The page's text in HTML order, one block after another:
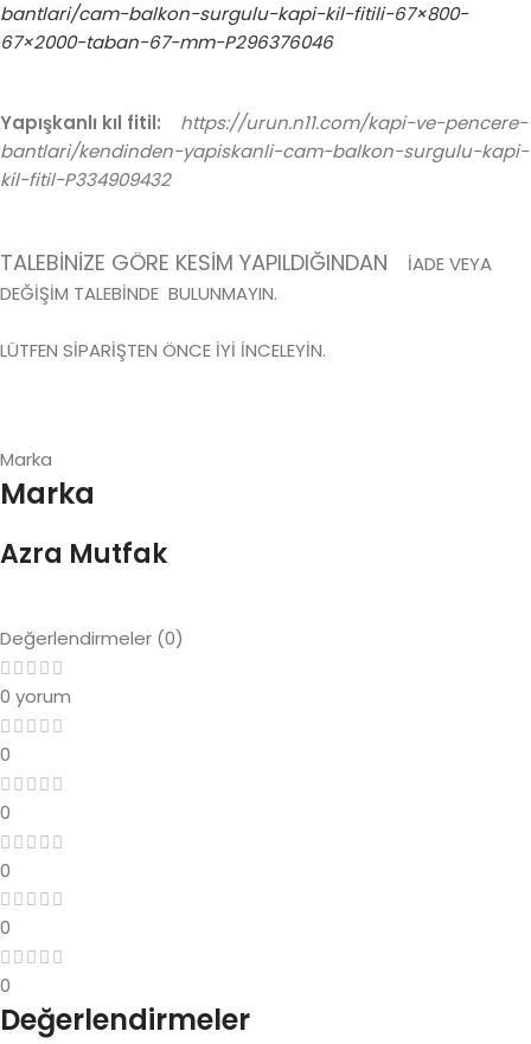
bantlari/cam-balkon-surgulu-kapi-kil-fitili-67×800-
67×2000-taban-67-mm-P296376046
Yapışkanlı kıl fitil:
https://urun.n11.com/kapi-ve-pencere-
bantlari/kendinden-yapiskanli-cam-balkon-surgulu-kapi-
kil-fitil-P334909432
TALEBİNİZE GÖRE KESİM YAPILDIĞINDAN
İADE VEYA
DEĞİŞİM TALEBİNDE BULUNMAYIN.
LÜTFEN SİPARİŞTEN ÖNCE İYİ İNCELEYİN.
Marka
Marka
Azra Mutfak
Değerlendirmeler (0)
0 yorum
0
0
0
0
0
Değerlendirmeler